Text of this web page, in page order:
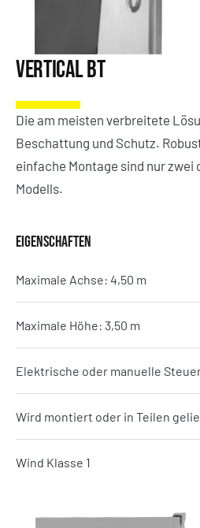
Vertical BT
Die am meisten verbreitete
Beschattung und Schutz.
einfache Montage sind nur zwei
Modells.
EIGENSCHAFTEN
Maximale Achse: 4,50 m
Maximale Höhe: 3,50 m
Elektrische oder manuelle
Wird montiert oder in Teilen
Wind Klasse 1